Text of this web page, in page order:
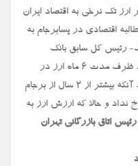
ارز تک نرخی به اقتصاد ایران
اقتصادی در پسابرجام به
رئیس کل سابق بانک
مرکزی- با دستابی به برجام اعلام نمود ظرف مدت ۶ ماه ارز در
کشور تک نرخی خواهد شد اما با وجود آنکه بیشتر از ۲ سال از برجام
و حالا که ارزش ارز به
رئیس اتاق بازرگانی تهران